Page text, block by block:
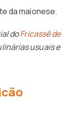
da maionese.
doFricassê de
usuais e